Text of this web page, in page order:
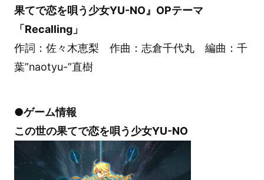
果てで恋を唄う少女YU-NO』OPテーマ
「Recalling」
作詞：佐々木恵梨 作曲：志倉千代丸 編曲：千
葉”naotyu-”直樹
●ゲーム情報
この世の果てで恋を唄う少女YU-NO